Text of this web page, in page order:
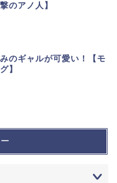
のアノ人】
のギャルが可愛い！【モ
】